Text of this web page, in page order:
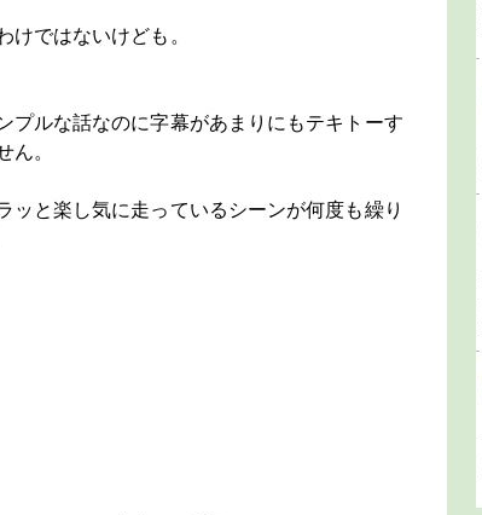
ではないけども。
プルな話なのに字幕があまりにもテキトーす
。
ッと楽し気に走っているシーンが何度も繰り